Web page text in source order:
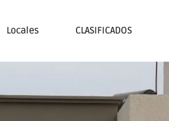
Locales CLASIFICADOS